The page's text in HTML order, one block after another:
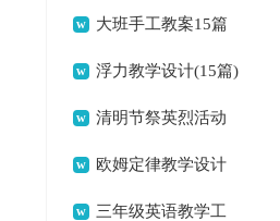
大班手工教案15篇
浮力教学设计(15篇)
清明节祭英烈活动
总结欧姆定律教学设计
三年级英语教学工